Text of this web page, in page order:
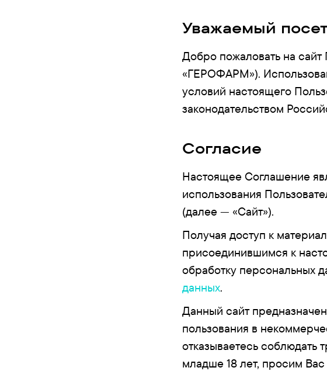
Уважаемый
Добро пожаловать на
«ГЕРОФАРМ»).
условий настоящего
законодательством
Согласие
Настоящее Соглашение
использования
(далее — «Сайт»).
Получая доступ к
присоединившимся к
обработку персональных
данных.
Данный сайт
пользования в
отказываетесь
младше 18 лет, просим Вас